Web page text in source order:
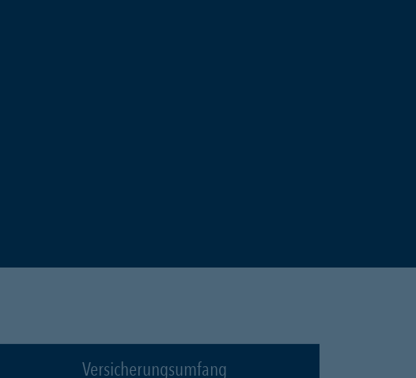
Versicherungsumfang